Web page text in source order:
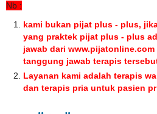
Nb :
kami bukan pijat plus - plus,
yang praktek pijat plus - plus
jawab dari
tanggung jawab terapis
Layanan kami adalah terapis
dan terapis pria untuk pasien